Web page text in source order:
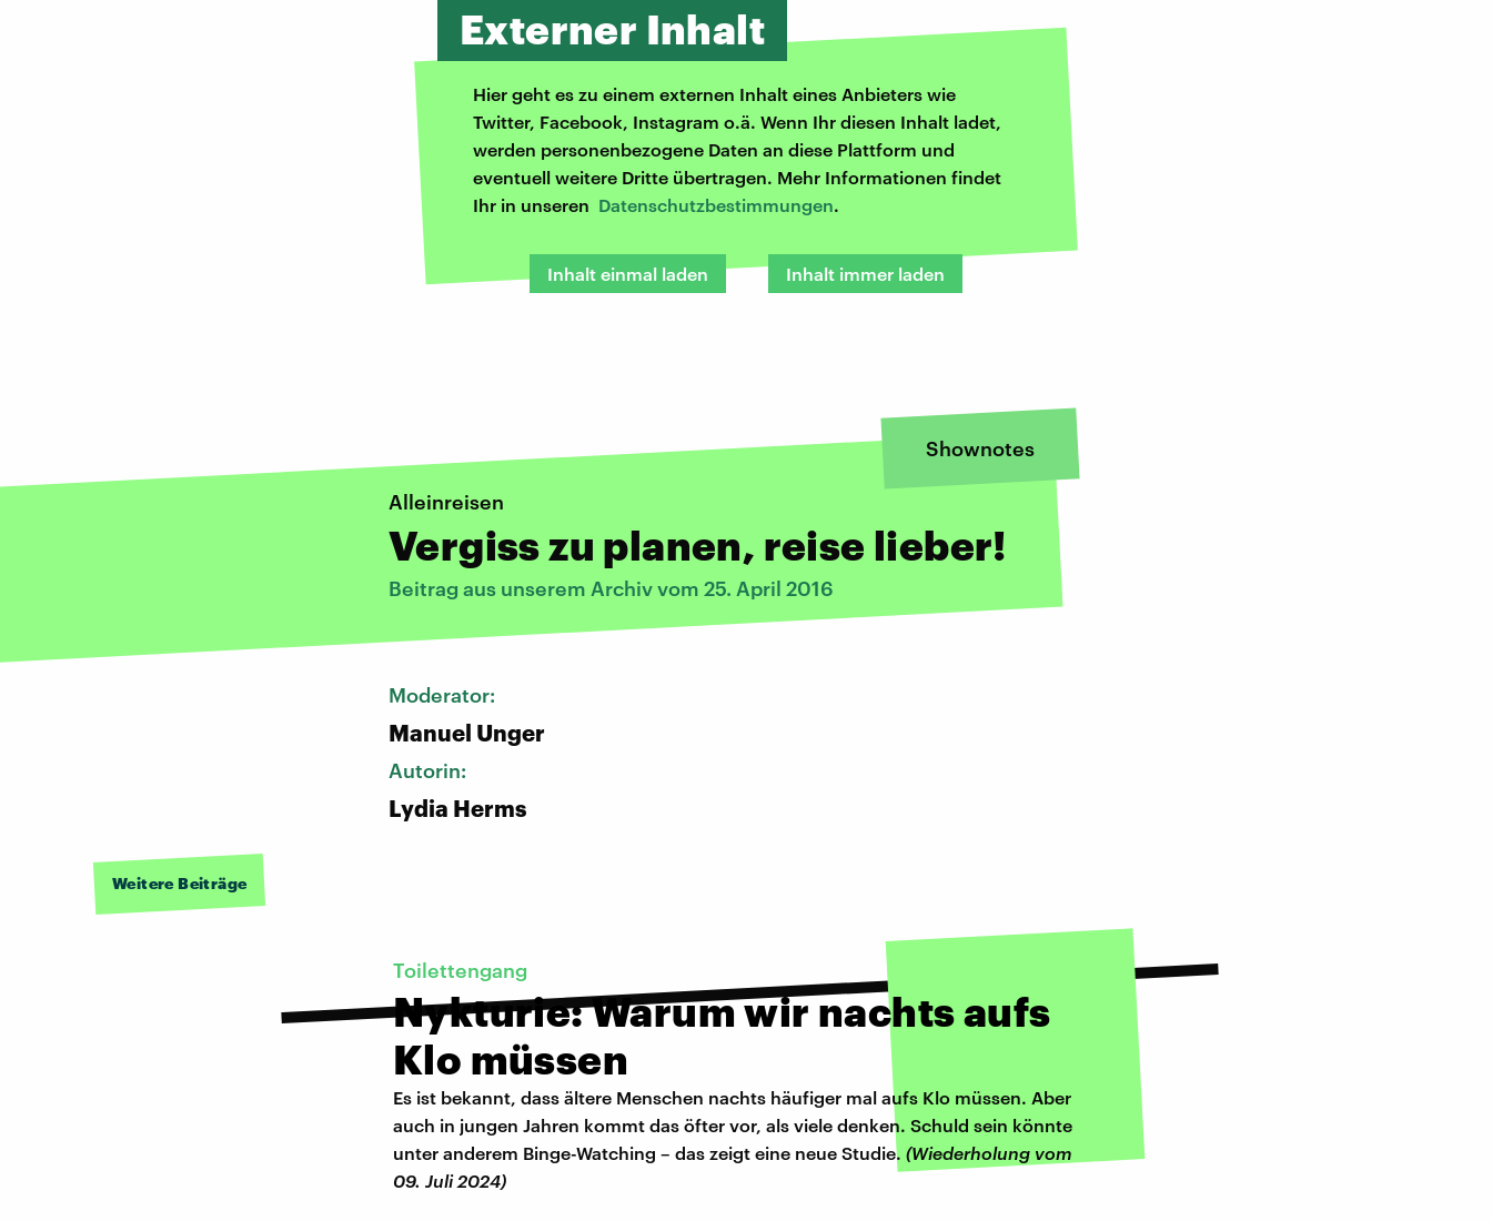
Externer Inhalt
Hier geht es zu einem externen Inhalt eines Anbieters wie
Twitter, Facebook, Instagram o.ä. Wenn Ihr diesen Inhalt ladet,
werden personenbezogene Daten an diese Plattform und
eventuell weitere Dritte übertragen. Mehr Informationen findet
Ihr in unseren Datenschutzbestimmungen.
Inhalt einmal laden Inhalt immer laden
Shownotes
Alleinreisen
Vergiss zu planen, reise lieber!
Beitrag aus unserem Archiv vom 25. April 2016
Moderator:
Manuel Unger
Autorin:
Lydia Herms
Weitere Beiträge
Toilettengang
Nykturie: Warum wir nachts aufs
Klo müssen
Es ist bekannt, dass ältere Menschen nachts häufiger mal aufs Klo müssen. Aber
auch in jungen Jahren kommt das öfter vor, als viele denken. Schuld sein könnte
unter anderem Binge-Watching – das zeigt eine neue Studie. (Wiederholung vom
09. Juli 2024)